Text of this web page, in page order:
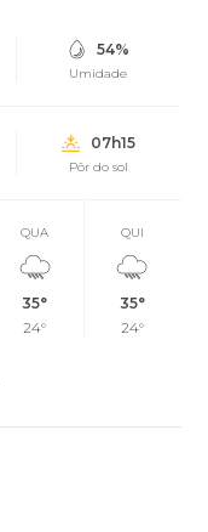
54%
Umidade
07h15
Pôr do sol
QUA
35°
24°
QUI
35°
24°